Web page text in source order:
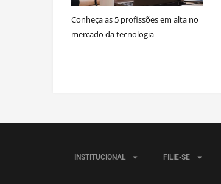
Conheça as 5 profissões em alta no
mercado da tecnologia
INSTITUCIONAL FILIE-SE